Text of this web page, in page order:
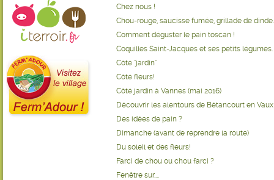
Chez nous !
Chou-rouge, saucisse fumée, grillade de dinde.
Comment déguster le pain toscan !
Coquilles Saint-Jacques et ses petits légumes.
Côté "jardin"
Côté fleurs!
Côté jardin à Vannes (mai 2016)
Découvrir les alentours de Bétancourt en
Des idées de pain ?
Dimanche (avant de reprendre la route)
Du soleil et des fleurs!
Farci de chou ou chou farci ?
Fenêtre sur....